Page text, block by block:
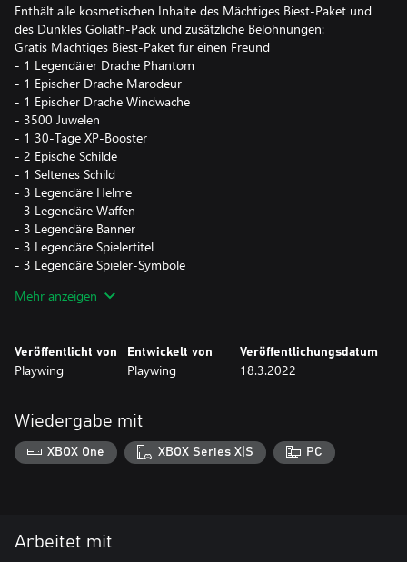
Enthält alle kosmetischen Inhalte des Mächtiges Biest-Paket und
des Dunkles Goliath-Pack und zusätzliche Belohnungen:
Gratis Mächtiges Biest-Paket für einen Freund
- 1 Legendärer Drache Phantom
- 1 Epischer Drache Marodeur
- 1 Epischer Drache Windwache
- 3500 Juwelen
- 1 30-Tage XP-Booster
- 2 Epische Schilde
- 1 Seltenes Schild
- 3 Legendäre Helme
- 3 Legendäre Waffen
- 3 Legendäre Banner
- 3 Legendäre Spielertitel
- 3 Legendäre Spieler-Symbole
Inhalt eines anderen DLC-Packs erwerben können.
Für dieses Pack ist keine Rückerstattung möglich.
Mehr anzeigen
Veröffentlicht von
Playwing
Entwickelt von
Playwing
Veröffentlichungsdatum
18.3.2022
Wiedergabe mit
XBOX One XBOX Series X|S PC
Arbeitet mit